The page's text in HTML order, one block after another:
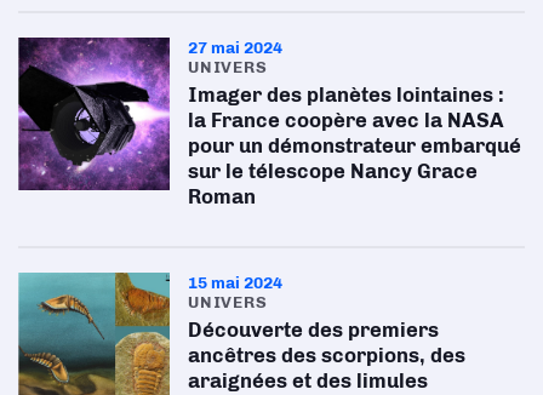
27 mai 2024
UNIVERS
Imager des planètes lointaines :
la France coopère avec la NASA
pour un démonstrateur embarqué
sur le télescope Nancy Grace
Roman
15 mai 2024
UNIVERS
Découverte des premiers
ancêtres des scorpions, des
araignées et des limules